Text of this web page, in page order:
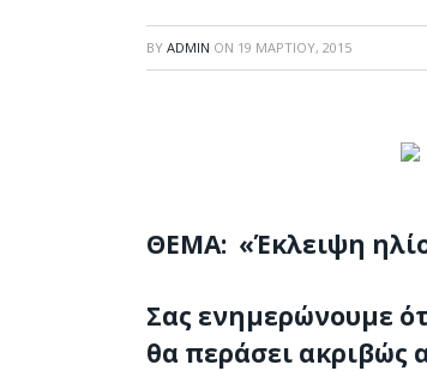
BY ADMIN ON 19 ΜΑΡΤΊΟΥ, 2015
ΘΕΜΑ: «Έκλειψη
Σας ενημερώνουμε
θα περάσει ακριβώς